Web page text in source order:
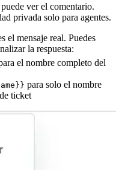
ver el comentario.
privada solo para agentes.
el mensaje real. Puedes
la respuesta:
el nombre completo del
para solo el nombre
ticket